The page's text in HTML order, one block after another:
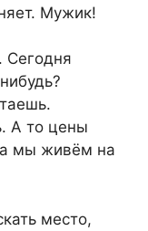
Мужик!
Сегодня
А то цены
а мы живём на
место,